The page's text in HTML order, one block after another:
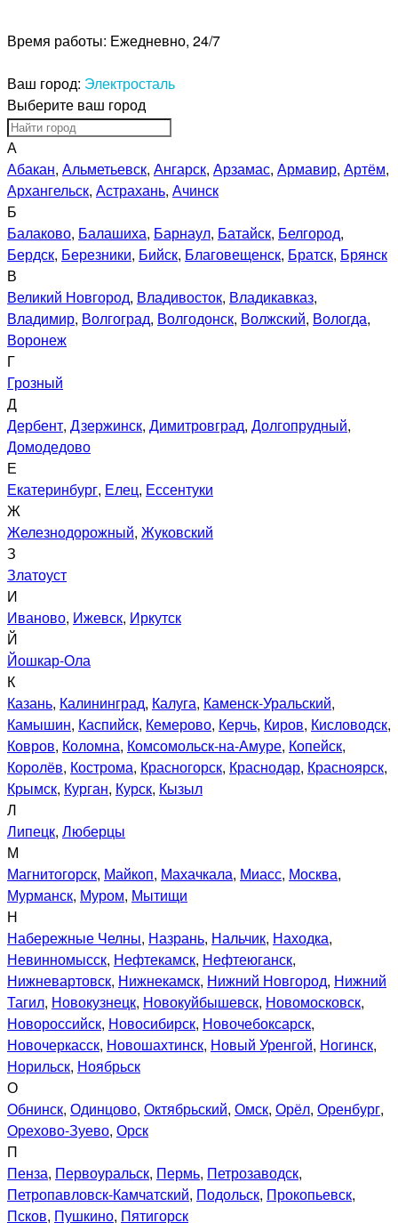
Время работы: Ежедневно, 24/7
Ваш город: Электросталь
Выберите ваш город
А
Абакан, Альметьевск, Ангарск, Арзамас, Армавир, Артём,
Архангельск, Астрахань, Ачинск
Б
Балаково, Балашиха, Барнаул, Батайск, Белгород,
Бердск, Березники, Бийск, Благовещенск, Братск, Брянск
В
Великий Новгород, Владивосток, Владикавказ,
Владимир, Волгоград, Волгодонск, Волжский, Вологда,
Воронеж
Г
Грозный
Д
Дербент, Дзержинск, Димитровград, Долгопрудный,
Домодедово
Е
Екатеринбург, Елец, Ессентуки
Ж
Железнодорожный, Жуковский
З
Златоуст
И
Иваново, Ижевск, Иркутск
Й
Йошкар-Ола
К
Казань, Калининград, Калуга, Каменск-Уральский,
Камышин, Каспийск, Кемерово, Керчь, Киров, Кисловодск,
Ковров, Коломна, Комсомольск-на-Амуре, Копейск,
Королёв, Кострома, Красногорск, Краснодар, Красноярск,
Крымск, Курган, Курск, Кызыл
Л
Липецк, Люберцы
М
Магнитогорск, Майкоп, Махачкала, Миасс, Москва,
Мурманск, Муром, Мытищи
Н
Набережные Челны, Назрань, Нальчик, Находка,
Невинномысск, Нефтекамск, Нефтеюганск,
Нижневартовск, Нижнекамск, Нижний Новгород, Нижний
Тагил, Новокузнецк, Новокуйбышевск, Новомосковск,
Новороссийск, Новосибирск, Новочебоксарск,
Новочеркасск, Новошахтинск, Новый Уренгой, Ногинск,
Норильск, Ноябрьск
О
Обнинск, Одинцово, Октябрьский, Омск, Орёл, Оренбург,
Орехово-Зуево, Орск
П
Пенза, Первоуральск, Пермь, Петрозаводск,
Петропавловск-Камчатский, Подольск, Прокопьевск,
Псков, Пушкино, Пятигорск